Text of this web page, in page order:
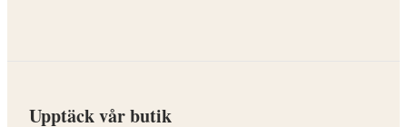
Upptäck vår butik